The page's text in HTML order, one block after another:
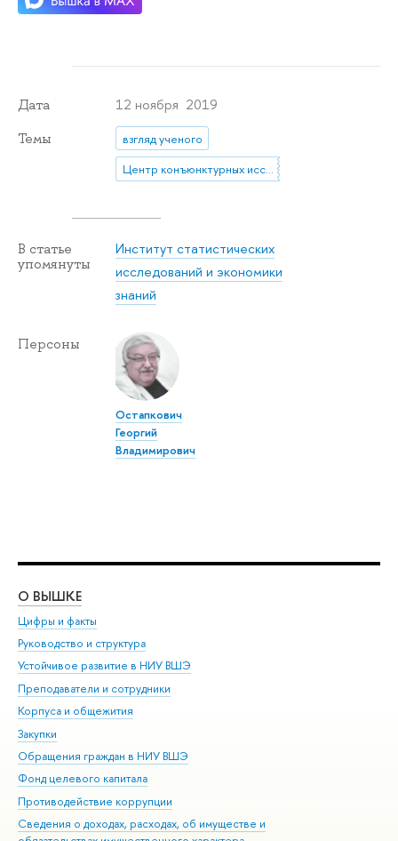
Дата 12 ноября 2019
Темы
взгляд ученого
Центр конъюнктурных исследований
В статье
упомянуты
Институт статистических
исследований и экономики
знаний
Персоны
Остапкович
Георгий
Владимирович
О ВЫШКЕ
Цифры и факты
Руководство и структура
Устойчивое развитие в НИУ ВШЭ
Преподаватели и сотрудники
Корпуса и общежития
Закупки
Обращения граждан в НИУ ВШЭ
Фонд целевого капитала
Противодействие коррупции
Сведения о доходах, расходах, об имуществе и